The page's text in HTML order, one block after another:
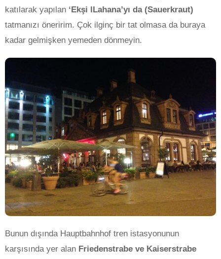
katılarak yapılan ‘Ekşi lLahana’yı da (Sauerkraut)
tatmanızı öneririm. Çok ilginç bir tat olmasa da buraya
kadar gelmişken yemeden dönmeyin.
Bunun dışında Hauptbahnhof tren istasyonunun
karşısında yer alan Friedenstrabe ve Kaiserstrabe